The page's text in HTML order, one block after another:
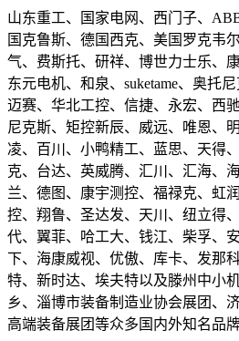
山东重工、国家电网、西门子、
国克鲁斯、德国西克、美国罗克韦
气、费斯托、研祥、博世力士乐、
东元电机、和泉、suketame、奥托
迈赛、华北工控、信捷、永宏、西
尼克斯、矩控新辰、威远、唯恩、
凌、百川、小鸭精工、蓝思、天得
克、台达、英威腾、汇川、汇海、
兰、德图、康宇测控、福禄克、虹
控、翔鲁、圣达发、天川、纽立得
代、翼菲、哈工大、钱江、柴孚、
下、海康威视、优傲、库卡、发那
特、新时达、埃夫特以及滕州中小
乡、淄博市装备制造业协会展团、
高端装备展团等众多国内外知名品牌